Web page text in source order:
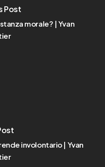
Post
morale? | Yvan
involontario | Yvan